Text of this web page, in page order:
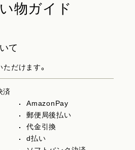
物ガイド
て
だけます。
済
AmazonPay
郵便局後払い
代金引換
d払い